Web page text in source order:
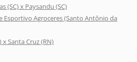
(SC) x Paysandu (SC)
Esportivo Agroceres (Santo Antônio da
x Santa Cruz (RN)